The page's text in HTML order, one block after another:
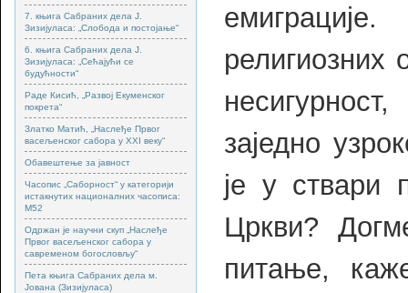
7. књига Сабраних дела Ј.
Зизијуласа: „Слобода и постојање“
6. књига Сабраних дела Ј.
Зизијуласа: „Сећајући се
будућности“
Раде Кисић, „Развој Екуменског
покрета“
Златко Матић, „Наслеђе Првог
васељенског сабора у XXI веку“
Обавештење за јавност
Часопис „Саборност“ у категорији
истакнутих националних часописа:
М52
Одржан је научни скуп „Наслеђе
Првог васељенског сабора у
савременом богословљу“
Пета књига Сабраних дела м.
Јована (Зизијуласа)
религиозних
заједно
је у ствари
Цркви?
питање,